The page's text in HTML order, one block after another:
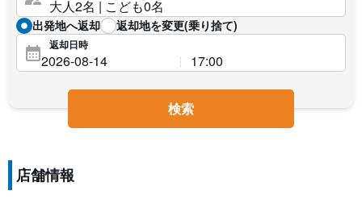
出発地へ返却 返却地を変更(乗り捨て)
返却日時
検索
店舗情報